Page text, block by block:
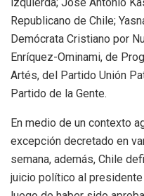
Republicano de Chile;
Demócrata Cristiano por
Enríquez-Ominami, de
Artés, del Partido Unión
Partido de la Gente.
En medio de un contexto
excepción decretado en
semana, además, Chile
juicio político al